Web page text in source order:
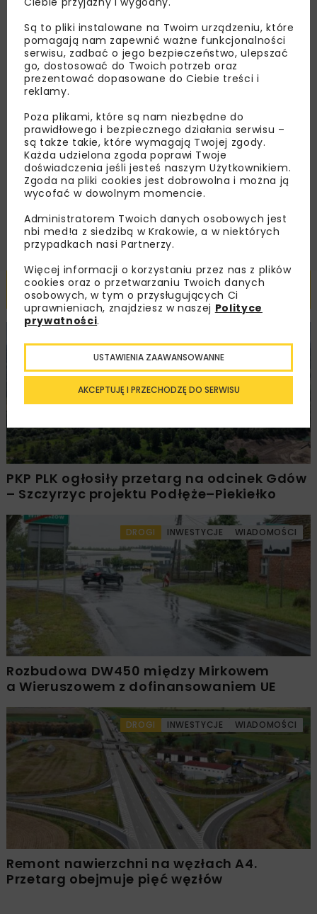
Zapisz się do newslettera aby otrzymywać od
nas najlepsze informacje branżowe,
zaproszenia na wydarzenia, atrakcyjne oferty i
dedykowane akcje specjalne.
Zapoznałam/em się zPolityką Prywatnościi
Regulaminemoraz wyrażam zgodę na otrzymywanie na
podany przeze mnie adres e-mail korespondencji
handlowej w postaci newslettera.
Powiązane artykuły
PKP PLK ogłosiły przetarg na odcinek Gdów
– Szczyrzyc projektu Podłęże–Piekiełko
DROGI INWESTYCJE WIADOMOŚCI
Rozbudowa DW450 między Mirkowem
a Wieruszowem z dofinansowaniem UE
DROGI INWESTYCJE WIADOMOŚCI
Remont nawierzchni na węzłach A4.
Przetarg obejmuje pięć węzłów
Są to pliki instalowane na Twoim urządzeniu, które
pomagają nam zapewnić ważne funkcjonalności
serwisu, zadbać o jego bezpieczeństwo, ulepszać
go, dostosować do Twoich potrzeb oraz
prezentować dopasowane do Ciebie treści i
reklamy.
Poza plikami, które są nam niezbędne do
prawidłowego i bezpiecznego działania serwisu –
są także takie, które wymagają Twojej zgody.
Każda udzielona zgoda poprawi Twoje
doświadczenia jeśli jesteś naszym Użytkownikiem.
Zgoda na pliki cookies jest dobrowolna i można ją
wycofać w dowolnym momencie.
Administratorem Twoich danych osobowych jest
nbi med!a z siedzibą w Krakowie, a w niektórych
przypadkach nasi Partnerzy.
Więcej informacji o korzystaniu przez nas z plików
cookies oraz o przetwarzaniu Twoich danych
osobowych, w tym o przysługujących Ci
uprawnieniach, znajdziesz w naszej Polityce
prywatności.
AKCEPTUJĘ I PRZECHODZĘ DO SERWISU
USTAWIENIA ZAAWANSOWANNE